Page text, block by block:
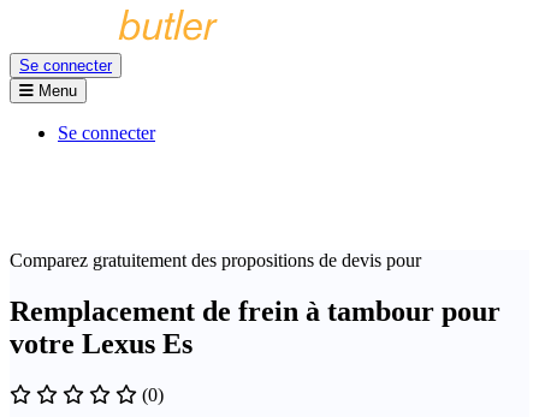
Se connecter
Menu
Se connecter
Comparez gratuitement des propositions de devis pour
Remplacement de frein à tambour pour
votre Lexus Es
(0)